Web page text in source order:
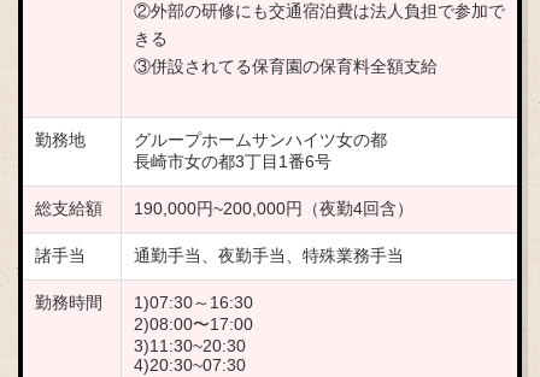
②外部の研修にも交通宿泊費は法人負担で参加で
きる
③併設されてる保育園の保育料全額支給
勤務地
グループホームサンハイツ女の都
長崎市女の都3丁目1番6号
総支給額 190,000円~200,000円（夜勤4回含）
諸手当 通勤手当、夜勤手当、特殊業務手当
勤務時間
1)07:30～16:30
2)08:00〜17:00
3)11:30~20:30
4)20:30~07:30